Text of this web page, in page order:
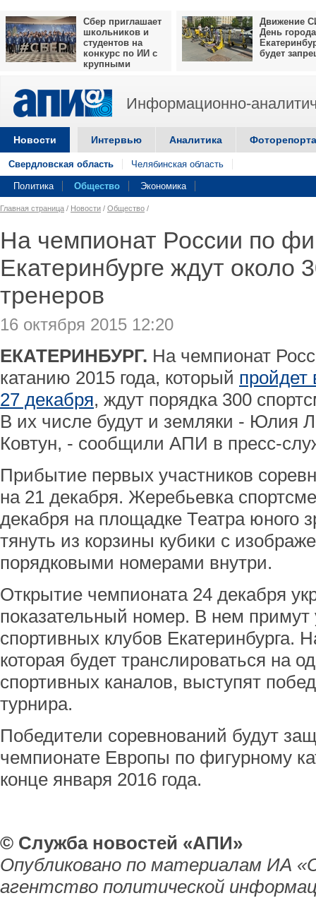
Сбер приглашает
школьников и
студентов на
конкурс по ИИ с
крупными
Движение
День города
будет
Информационно-
Новости Интервью Аналитика
Свердловская область Челябинская область
Политика Общество Экономика
Главная страница / Новости / Общество /
На чемпионат России по
Екатеринбурге ждут около
тренеров
16 октября 2015 12:20
ЕКАТЕРИНБУРГ. На чемпионат
катанию 2015 года, который пройдет
27 декабря, ждут порядка 300
В их числе будут и земляки - Юлия
Ковтун, - сообщили АПИ в пресс-
Прибытие первых участников
на 21 декабря. Жеребьевка
декабря на площадке Театра юного
тянуть из корзины кубики с
порядковыми номерами внутри.
Открытие чемпионата 24 декабря
показательный номер. В нем примут
спортивных клубов Екатеринбурга.
которая будет транслироваться на
спортивных каналов, выступят
турнира.
Победители соревнований будут
чемпионате Европы по фигурному
конце января 2016 года.
© Служба новостей «АПИ»
Опубликовано по материалам ИА
агентство политической